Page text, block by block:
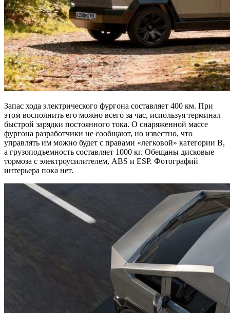
Запас хода электрического фургона составляет 400 км. При
этом восполнить его можно всего за час, используя терминал
быстрой зарядки постоянного тока. О снаряженной массе
фургона разработчики не сообщают, но известно, что
управлять им можно будет с правами «легковой» категории B,
а грузоподъемность составляет 1000 кг. Обещаны дисковые
тормоза с электроусилителем, ABS и ESP. Фотографий
интерьера пока нет.